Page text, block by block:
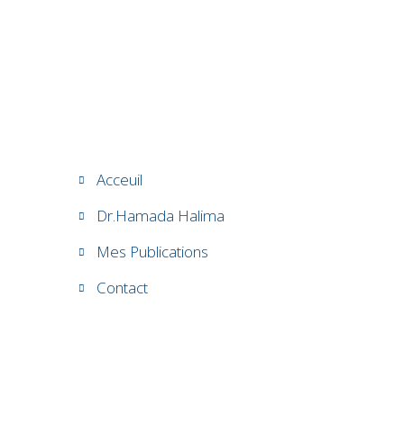
Acceuil
Dr.Hamada Halima
Mes Publications
Contact